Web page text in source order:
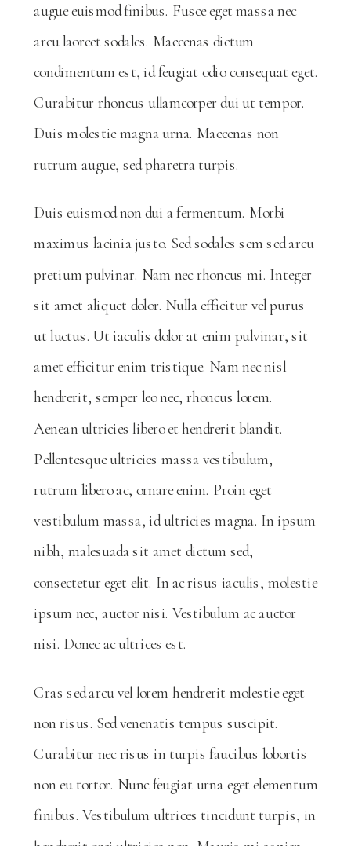
augue euismod finibus. Fusce eget massa nec
arcu laoreet sodales. Maecenas dictum
condimentum est, id feugiat odio consequat eget.
Curabitur rhoncus ullamcorper dui ut tempor.
Duis molestie magna urna. Maecenas non
rutrum augue, sed pharetra turpis.
Duis euismod non dui a fermentum. Morbi
maximus lacinia justo. Sed sodales sem sed arcu
pretium pulvinar. Nam nec rhoncus mi. Integer
sit amet aliquet dolor. Nulla efficitur vel purus
ut luctus. Ut iaculis dolor at enim pulvinar, sit
amet efficitur enim tristique. Nam nec nisl
hendrerit, semper leo nec, rhoncus lorem.
Aenean ultricies libero et hendrerit blandit.
Pellentesque ultricies massa vestibulum,
rutrum libero ac, ornare enim. Proin eget
vestibulum massa, id ultricies magna. In ipsum
nibh, malesuada sit amet dictum sed,
consectetur eget elit. In ac risus iaculis, molestie
ipsum nec, auctor nisi. Vestibulum ac auctor
nisi. Donec ac ultrices est.
Cras sed arcu vel lorem hendrerit molestie eget
non risus. Sed venenatis tempus suscipit.
Curabitur nec risus in turpis faucibus lobortis
non eu tortor. Nunc feugiat urna eget elementum
finibus. Vestibulum ultrices tincidunt turpis, in